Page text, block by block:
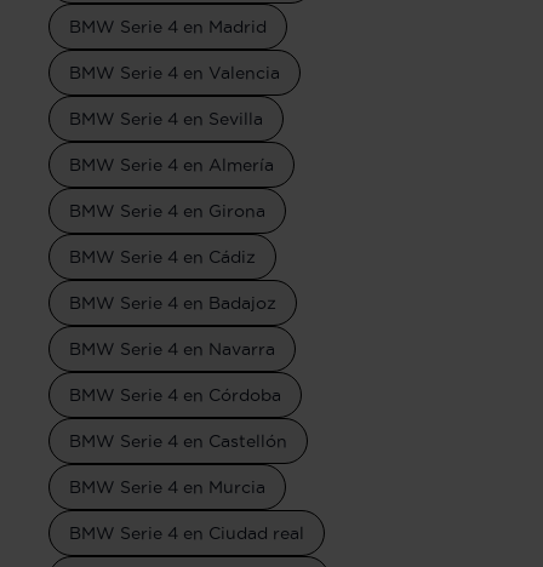
BMW Serie 4 en Madrid
BMW Serie 4 en Valencia
BMW Serie 4 en Sevilla
BMW Serie 4 en Almería
BMW Serie 4 en Girona
BMW Serie 4 en Cádiz
BMW Serie 4 en Badajoz
BMW Serie 4 en Navarra
BMW Serie 4 en Córdoba
BMW Serie 4 en Castellón
BMW Serie 4 en Murcia
BMW Serie 4 en Ciudad real